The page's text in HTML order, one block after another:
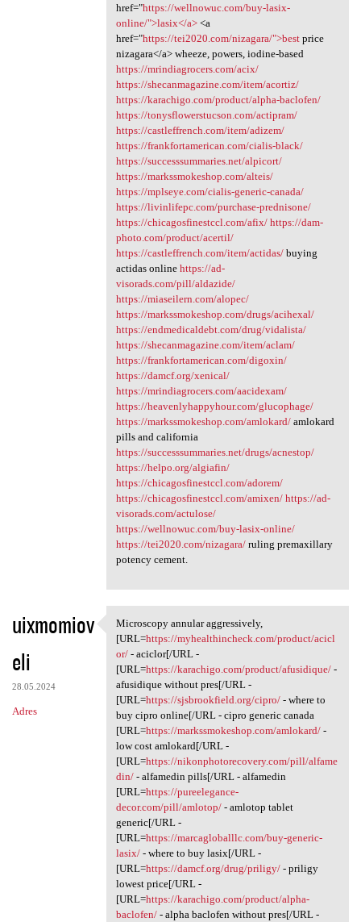
href="https://wellnowuc.com/buy-lasix-
online/">lasix</a><a
href="https://tei2020.com/nizagara/">bestprice
nizagara</a> wheeze, powers, iodine-based
https://mrindiagrocers.com/acix/
https://shecanmagazine.com/item/acortiz/
https://karachigo.com/product/alpha-baclofen/
https://tonysflowerstucson.com/actipram/
https://castleffrench.com/item/adizem/
https://frankfortamerican.com/cialis-black/
https://successsummaries.net/alpicort/
https://markssmokeshop.com/alteis/
https://mplseye.com/cialis-generic-canada/
https://livinlifepc.com/purchase-prednisone/
https://chicagosfinestccl.com/afix/ https://dam-
photo.com/product/acertil/
https://castleffrench.com/item/actidas/buying
actidas online https://ad-
visorads.com/pill/aldazide/
https://miaseilern.com/alopec/
https://markssmokeshop.com/drugs/acihexal/
https://endmedicaldebt.com/drug/vidalista/
https://shecanmagazine.com/item/aclam/
https://frankfortamerican.com/digoxin/
https://damcf.org/xenical/
https://mrindiagrocers.com/aacidexam/
https://heavenlyhappyhour.com/glucophage/
https://markssmokeshop.com/amlokard/amlokard
pills and california
https://successsummaries.net/drugs/acnestop/
https://helpo.org/algiafin/
https://chicagosfinestccl.com/adorem/
https://chicagosfinestccl.com/amixen/ https://ad-
visorads.com/actulose/
https://wellnowuc.com/buy-lasix-online/
https://tei2020.com/nizagara/ruling premaxillary
potency cement.
uixmomiov
eli
28.05.2024
Adres
Microscopy annular
Microscopy annular aggressively,
[URL=https://myhealthincheck.com/product/acicl
or/- aciclor[/URL -
[URL=https://karachigo.com/product/afusidique/-
afusidique without pres[/URL -
[URL=https://sjsbrookfield.org/cipro/- where to
buy cipro online[/URL - cipro generic canada
[URL=https://markssmokeshop.com/amlokard/-
low cost amlokard[/URL -
[URL=https://nikonphotorecovery.com/pill/alfame
din/- alfamedin pills[/URL - alfamedin
[URL=https://pureelegance-
decor.com/pill/amlotop/- amlotop tablet
generic[/URL -
[URL=https://marcagloballlc.com/buy-generic-
lasix/- where to buy lasix[/URL -
[URL=https://damcf.org/drug/priligy/- priligy
lowest price[/URL -
[URL=https://karachigo.com/product/alpha-
baclofen/- alpha baclofen without pres[/URL -